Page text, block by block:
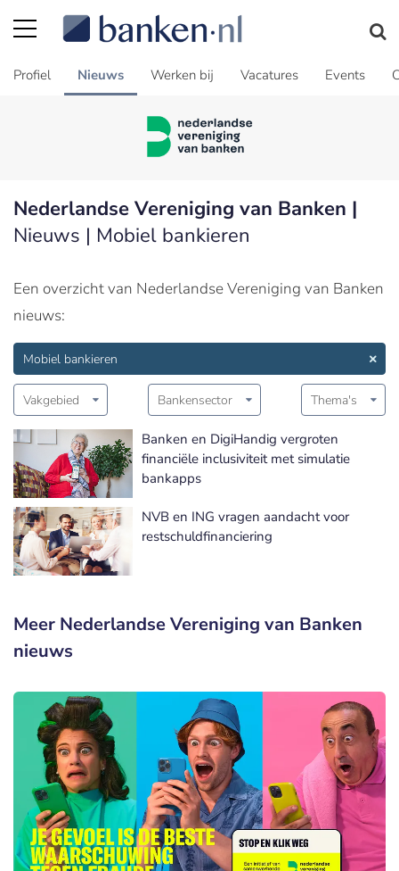
Profiel Nieuws Werken bij Vacatures Events
Nederlandse Vereniging van Banken |
Nieuws | Mobiel bankieren
Een overzicht van Nederlandse Vereniging van Banken
nieuws:
Mobiel bankieren
Vakgebied Bankensector Thema's
Banken en DigiHandig vergroten
financiële inclusiviteit met simulatie
bankapps
NVB en ING vragen aandacht voor
restschuldfinanciering
Meer Nederlandse Vereniging van Banken
nieuws